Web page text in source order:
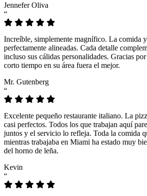
Jennefer Oliva
“
Increíble, simplemente magnífico. La comida
perfectamente alineadas. Cada detalle
incluso sus cálidas personalidades. Gracias
corto tiempo en su área fuera el mejor.
Mr. Gutenberg
“
Excelente pequeño restaurante italiano. La
casi perfectos. Todos los que trabajan aquí
juntos y el servicio lo refleja. Toda la comida
mientras trabajaba en Miami ha estado muy
del horno de leña.
Kevin
“